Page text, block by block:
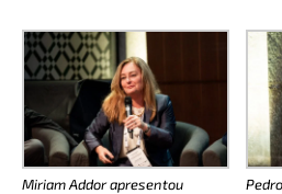
Miriam Addor apresentou